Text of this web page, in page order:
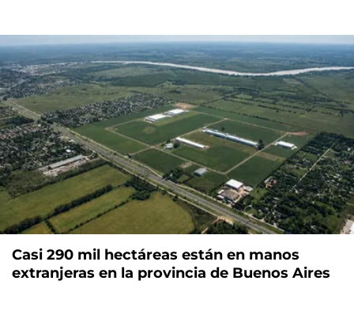
Casi 290 mil hectáreas están en manos
extranjeras en la provincia de Buenos Aires